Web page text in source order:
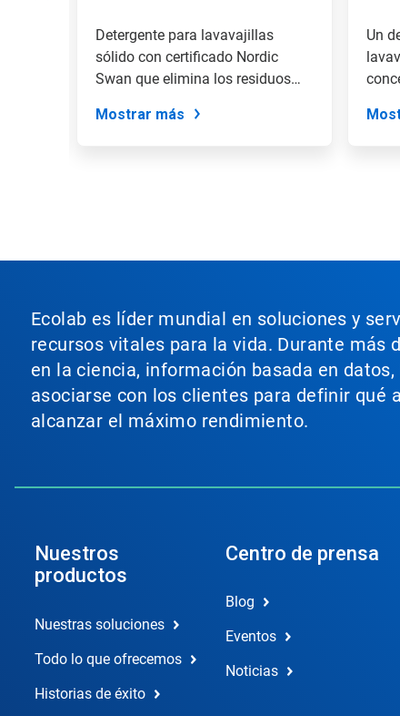
diapositiva
puntos
deslizador.
Detergente para lavavajillas
sólido con certificado Nordic
Swan que elimina los residuos
Mostrar más
Un
Ecolab es líder mundial en soluciones y
recursos vitales para la vida. Durante más
en la ciencia, información basada en
asociarse con los clientes para definir qué
alcanzar el máximo rendimiento.
Nuestros
productos
Nuestras soluciones
Todo lo que ofrecemos
Historias de éxito
Centro de prensa
Blog
Eventos
Noticias